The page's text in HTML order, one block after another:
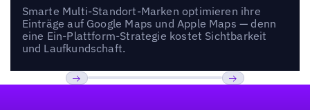
Smarte Multi-Standort-Marken optimieren ihre
Einträge auf Google Maps und Apple Maps — denn
eine Ein-Plattform-Strategie kostet Sichtbarkeit
und Laufkundschaft.